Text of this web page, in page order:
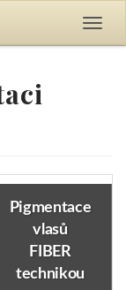
Pigmentace
vlasů
FIBER
technikou